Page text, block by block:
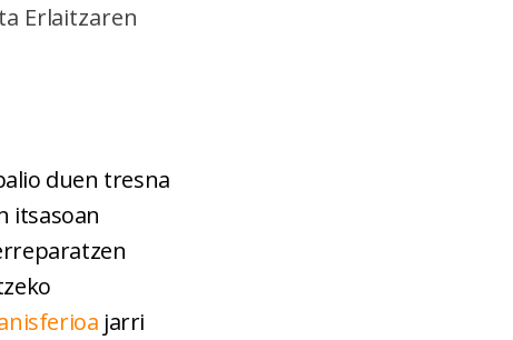
Erlaitzaren
duen tresna
itsasoan
jarri